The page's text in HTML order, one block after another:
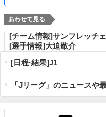
[チーム情報]サンフレッチ
[選手情報]大迫敬介
[日程·結果]J1
「Jリーグ」のニュースや